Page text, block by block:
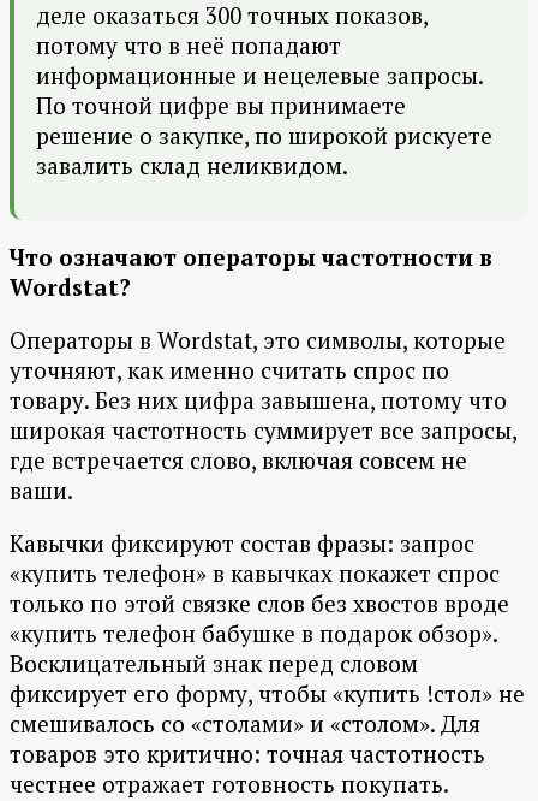
деле оказаться 300 точных показов,
потому что в неё попадают
информационные и нецелевые запросы.
По точной цифре вы принимаете
решение о закупке, по широкой рискуете
завалить склад неликвидом.
Что означают операторы частотности в
Wordstat?
Операторы в Wordstat, это символы, которые
уточняют, как именно считать спрос по
товару. Без них цифра завышена, потому что
широкая частотность суммирует все запросы,
где встречается слово, включая совсем не
ваши.
Кавычки фиксируют состав фразы: запрос
«купить телефон» в кавычках покажет спрос
только по этой связке слов без хвостов вроде
«купить телефон бабушке в подарок обзор».
Восклицательный знак перед словом
фиксирует его форму, чтобы «купить !стол» не
смешивалось со «столами» и «столом». Для
товаров это критично: точная частотность
честнее отражает готовность покупать.